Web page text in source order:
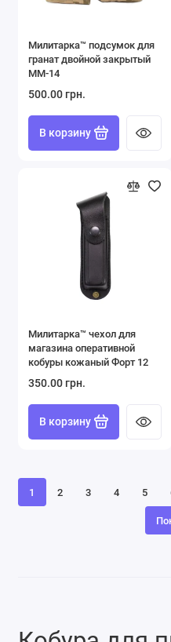
Милитарка™ подсумок для
гранат двойной закрытый
ММ-14
500.00 грн.
В корзину
Милитарка™ чехол для
магазина оперативной
кобуры кожаный Форт 12
350.00 грн.
В корзину
1 2 3 4 5